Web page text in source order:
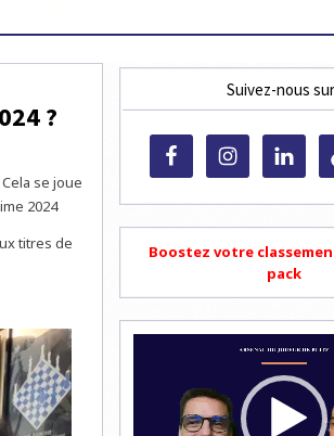
?
se joue
2024
titres de
Suivez-nous
Boostez votre
pack